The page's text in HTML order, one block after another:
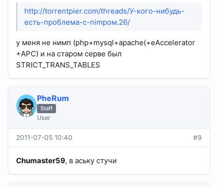
http://torrentpier.com/threads/У-кого-нибудь-
есть-проблема-с-nimpом.26/
у меня не нимп (php+mysql+apache(+eAccelerator
+APC) и на старом серве был
STRICT_TRANS_TABLES
PheRum
Staff
User
2011-07-05 10:40 #9
Chumaster59, в аську стучи